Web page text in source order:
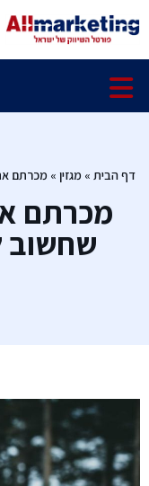
דף הבית » מגזין » מכרתם
מכרתם
שחשוב